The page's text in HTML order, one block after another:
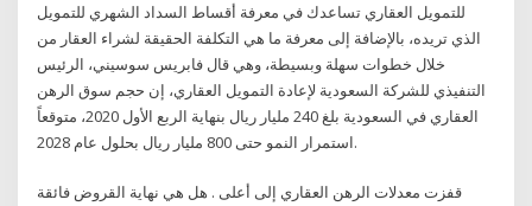
للتمويل العقاري تساعدك في معرفة أقساط السداد الشهري للتمويل
الذي تريده، بالإضافة إلى معرفة ما هي التكلفة الحقيقة لشراء العقار من
خلال خطوات سهلة وبسيطة، وهي قال فابريس سوسيني، الرئيس
التنفيذي للشركة السعودية لإعادة التمويل العقاري، إن حجم سوق الرهن
العقاري في السعودية بلغ 240 مليار ريال بنهاية الربع الأول 2020، متوقعاً
استمرار النمو حتى 800 مليار ريال بحلول عام 2028.
قفزت معدلات الرهن العقاري إلى أعلى . هل هي نهاية القروض فائقة